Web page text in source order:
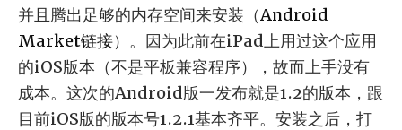
并且腾出足够的内存空间来安装（Android
Market链接）。因为此前在iPad上用过这个应用
的iOS版本（不是平板兼容程序），故而上手没有
成本。这次的Android版一发布就是1.2的版本，跟
目前iOS版的版本号1.2.1基本齐平。安装之后，打